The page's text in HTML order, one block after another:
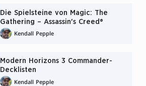
Die Spielsteine von Magic: The
Gathering – Assassin's Creed®
Kendall Pepple
Modern Horizons 3 Commander-
Decklisten
Kendall Pepple